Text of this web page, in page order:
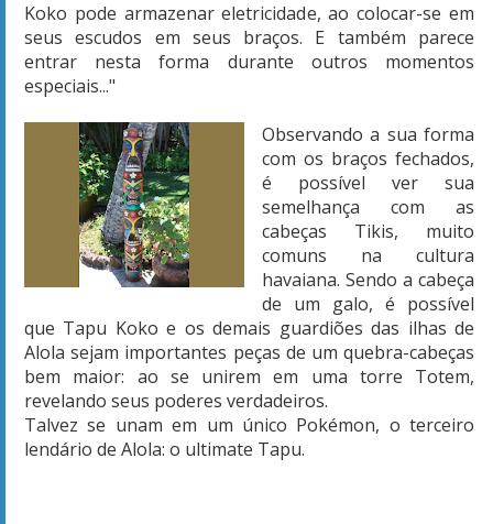
Koko pode armazenar eletricidade, ao colocar-se em
seus escudos em seus braços. E também parece
entrar nesta forma durante outros momentos
especiais..."
Observando a sua forma
com os braços fechados,
é possível ver sua
semelhança com as
cabeças Tikis, muito
comuns na cultura
havaiana. Sendo a cabeça
de um galo, é possível
que Tapu Koko e os demais guardiões das ilhas de
Alola sejam importantes peças de um quebra-cabeças
bem maior: ao se unirem em uma torre Totem,
revelando seus poderes verdadeiros.
Talvez se unam em um único Pokémon, o terceiro
lendário de Alola: o ultimate Tapu.